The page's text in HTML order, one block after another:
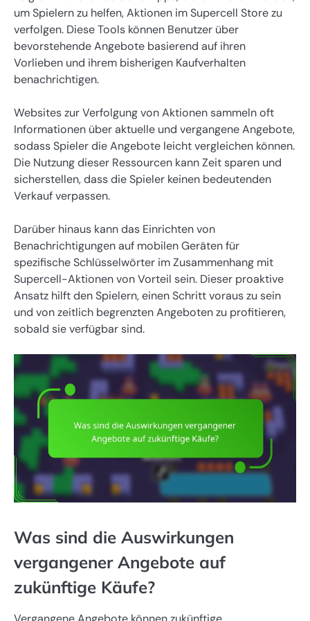
um Spielern zu helfen, Aktionen im Supercell Store zu
verfolgen. Diese Tools können Benutzer über
bevorstehende Angebote basierend auf ihren
Vorlieben und ihrem bisherigen Kaufverhalten
benachrichtigen.
Websites zur Verfolgung von Aktionen sammeln oft
Informationen über aktuelle und vergangene Angebote,
sodass Spieler die Angebote leicht vergleichen können.
Die Nutzung dieser Ressourcen kann Zeit sparen und
sicherstellen, dass die Spieler keinen bedeutenden
Verkauf verpassen.
Darüber hinaus kann das Einrichten von
Benachrichtigungen auf mobilen Geräten für
spezifische Schlüsselwörter im Zusammenhang mit
Supercell-Aktionen von Vorteil sein. Dieser proaktive
Ansatz hilft den Spielern, einen Schritt voraus zu sein
und von zeitlich begrenzten Angeboten zu profitieren,
sobald sie verfügbar sind.
Was sind die Auswirkungen
vergangener Angebote auf
zukünftige Käufe?